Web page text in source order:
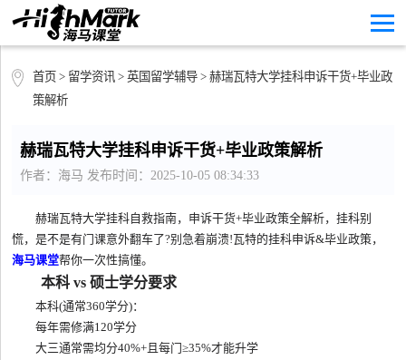
首页 > 留学资讯> 英国留学辅导> 赫瑞瓦特大学挂科申诉干货+毕业政
策解析
赫瑞瓦特大学挂科申诉干货+毕业政策解析
作者：海马 发布时间：2025-10-05 08:34:33
赫瑞瓦特大学挂科自救指南，申诉干货+毕业政策全解析，挂科别
慌，是不是有门课意外翻车了?别急着崩溃!瓦特的挂科申诉&毕业政策，
海马课堂帮你一次性搞懂。
本科 vs 硕士学分要求
本科(通常360学分)：
每年需修满120学分
大三通常需均分40%+且每门≥35%才能升学